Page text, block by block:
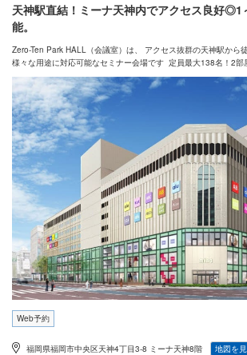
天神駅直結！ミーナ天神内でアクセス良好◎1
能。
Zero-Ten Park HALL（会議室）は、 アクセス抜群の天神駅から
様々な用途に対応可能なセミナー会場です 定員最大138名！2部
が可能◎ 広々としたスペースであらゆるイベントを開催するこ
ほか6名～8名収容のお部屋のご用意もございますのでお問合せ
快適なイベント開催をサポートします。
Web予約
福岡県福岡市中央区天神4丁目3-8 ミーナ天神8階 地図を